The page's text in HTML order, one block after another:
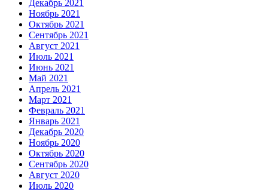
Декабрь 2021
Ноябрь 2021
Октябрь 2021
Сентябрь 2021
Август 2021
Июль 2021
Июнь 2021
Май 2021
Апрель 2021
Март 2021
Февраль 2021
Январь 2021
Декабрь 2020
Ноябрь 2020
Октябрь 2020
Сентябрь 2020
Август 2020
Июль 2020